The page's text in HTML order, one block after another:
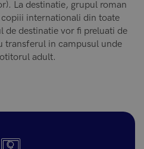
La destinatie, grupul roman
internationali din toate
de destinatie vor fi preluati de
transferul in campusul unde
adult.